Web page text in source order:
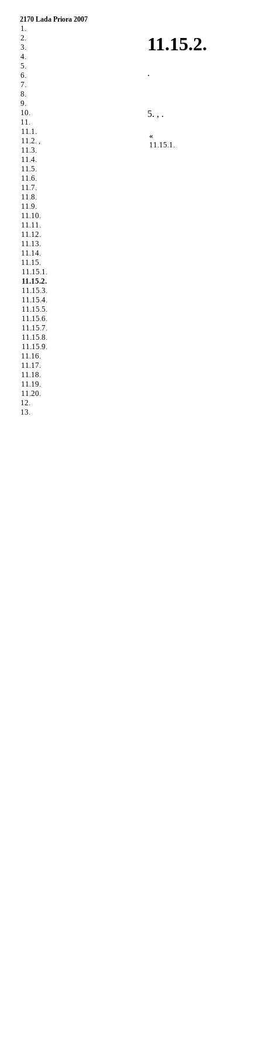
2170 Lada Priora 2007
1.
2.
3.
4.
5.
6.
7.
8.
9.
10.
11.
11.1.
11.2. ,
11.3.
11.4.
11.5.
11.6.
11.7.
11.8.
11.9.
11.10.
11.11.
11.12.
11.13.
11.14.
11.15.
11.15.1.
11.15.2.
11.15.3.
11.15.4.
11.15.5.
11.15.6.
11.15.7.
11.15.8.
11.15.9.
11.16.
11.17.
11.18.
11.19.
11.20.
12.
13.
11.15.2.
.
5. , .
«
11.15.1.